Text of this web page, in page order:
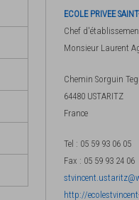
ECOLE PRIVEE
Chef
Monsieur Laurent
Chemin Sorguin
64480 USTARITZ
France
Tel : 05 59 93 06 05
Fax : 05 59 93 24 06
http://